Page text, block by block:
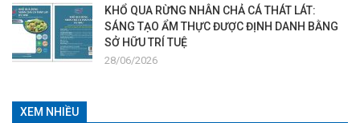
KHỔ QUA RỪNG NHÂN CHẢ CÁ THÁT LÁT:
SÁNG TẠO ẨM THỰC ĐƯỢC ĐỊNH DANH BẰNG
SỞ HỮU TRÍ TUỆ
28/06/2026
XEM NHIỀU